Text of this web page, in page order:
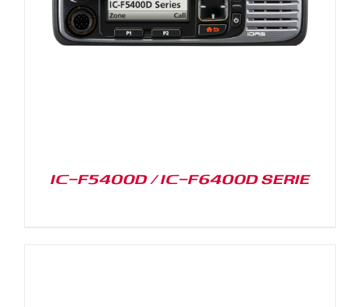
IC-F5400D / IC-F6400D SERIE